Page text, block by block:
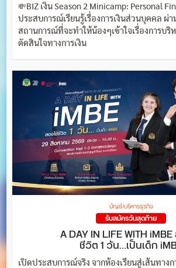
💸BIZ เงิน Season 2 Minicamp: Personal
ประสบการณ์เรียนรู้เรื่องการเงินส่วนบุคคล ผ่
สถานการณ์ที่จะทำให้น้องๆเข้าใจเรื่องการบริ
ตัดสินใจทางการเงิน
บัญชี/บริหารธุรกิจ
รับสมัครวันสุดท้าย
A DAY IN LIFE WITH
ชีวิต 1 วัน…เป็นเด็ก
เปิดประสบการณ์จริง จากห้องเรียนสู่เส้นทาง